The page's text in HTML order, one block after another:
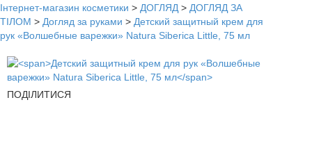
Інтернет-магазин косметики > ДОГЛЯД > ДОГЛЯД ЗА
ТІЛОМ > Догляд за руками > Детский защитный крем для
рук «Волшебные варежки» Natura Siberica Little, 75 мл
ПОДІЛИТИСЯ